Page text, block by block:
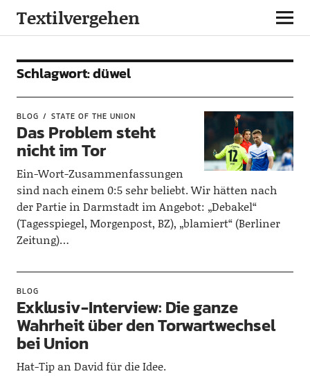
Textilvergehen
Schlagwort:düwel
BLOG STATE OF THE UNION
Das Problem steht
nicht im Tor
Ein-Wort-Zusammenfassungen
sind nach einem 0:5 sehr beliebt. Wir hätten nach
der Partie in Darmstadt im Angebot: „Debakel“
(Tagesspiegel, Morgenpost, BZ), „blamiert“ (Berliner
Zeitung)…
BLOG
Exklusiv-Interview: Die ganze
Wahrheit über den Torwartwechsel
bei Union
Hat-Tip an David für die Idee.